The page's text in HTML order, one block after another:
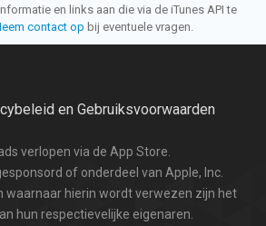
en links aan die via de iTunes API te
contact op bij eventuele vragen.
en Gebruiksvoorwaarden
verlopen via de App Store.
of onderdeel van Apple, Inc.
waarnaar hierin wordt verwezen zijn het
hun respectievelijke eigenaren.